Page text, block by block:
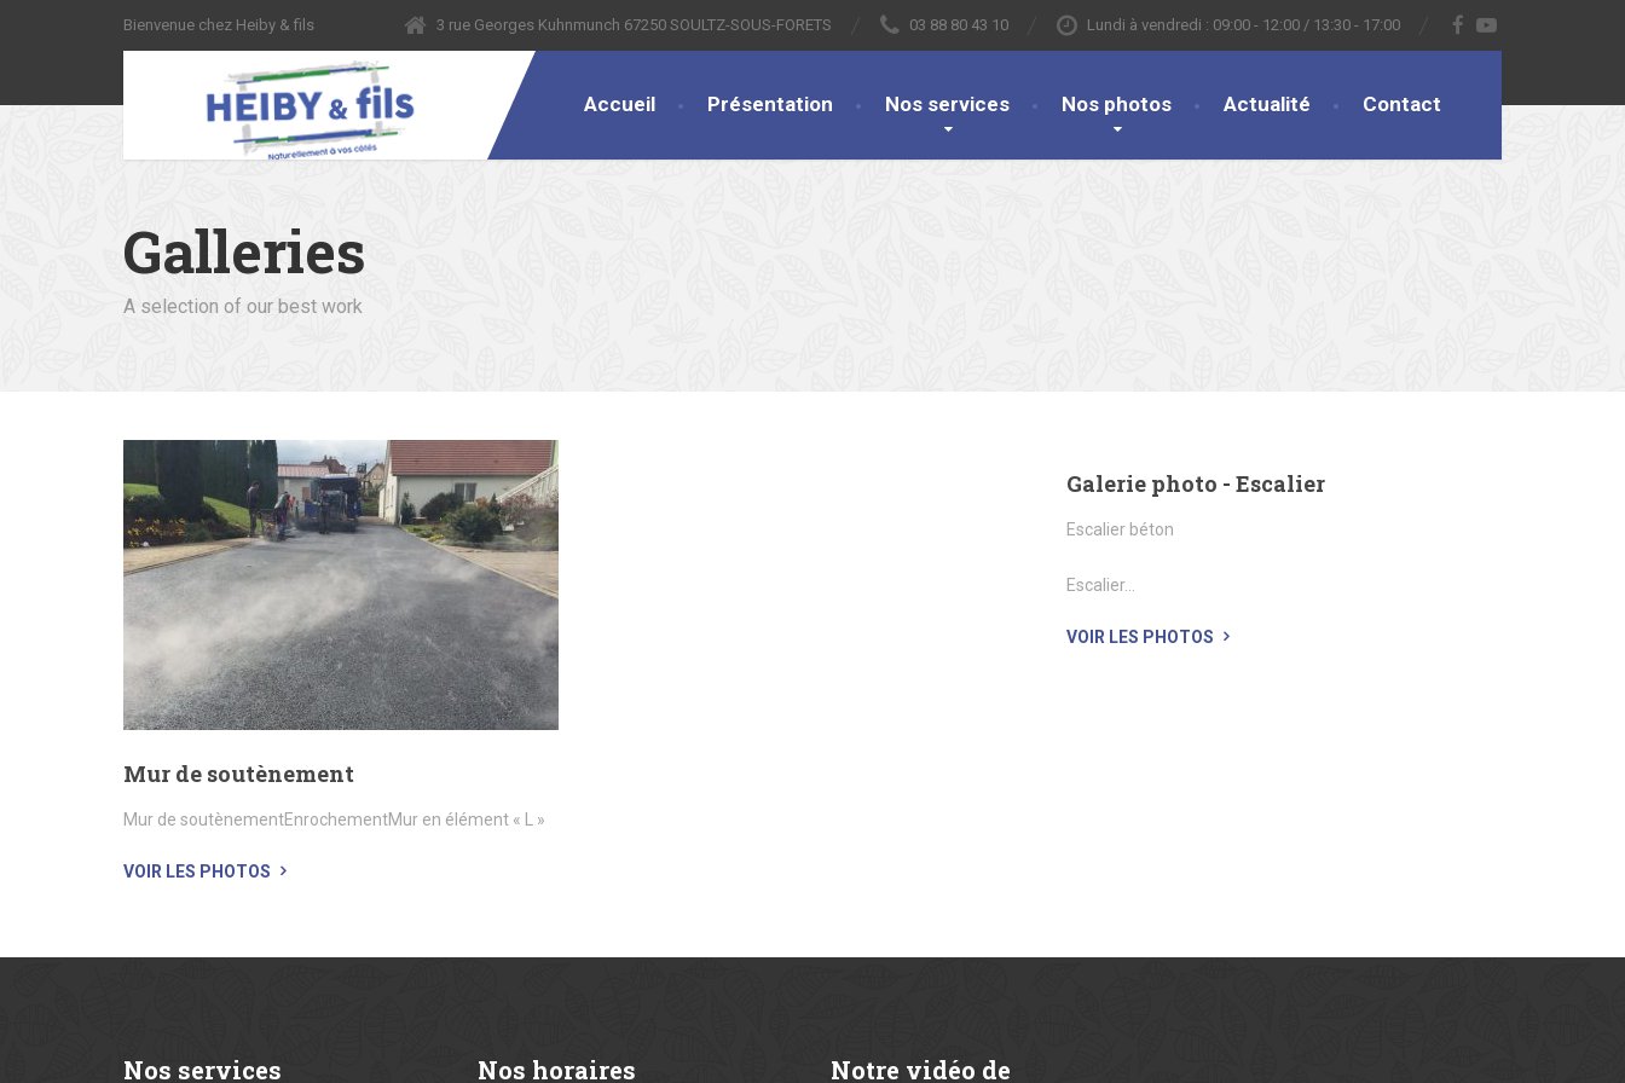
Bienvenue chez Heiby & fils 3 rue Georges Kuhnmunch 67250 SOULTZ-SOUS-FORETS 03 88 80 43 10 Lundi à vendredi : 09:00 - 12:00 / 13:30 - 17:00
Accueil Présentation Nos services Nos photos Actualité Contact
Galleries
A selection of our best work
Mur de soutènement
Mur de soutènementEnrochementMur en élément « L »
VOIR LES PHOTOS
Galerie photo - Escalier
Escalier béton
Escalier...
VOIR LES PHOTOS
Nos services Nos horaires Notre vidéo de